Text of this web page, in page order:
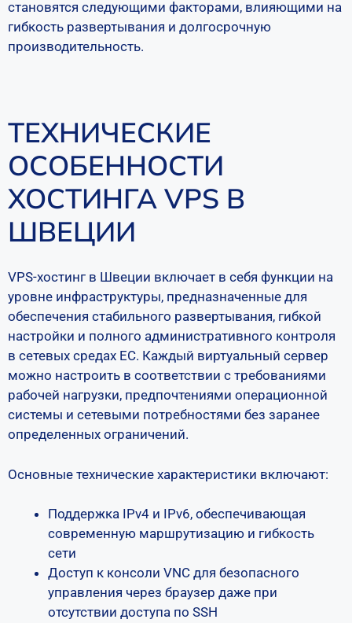
становятся следующими факторами, влияющими на
гибкость развертывания и долгосрочную
производительность.
ТЕХНИЧЕСКИЕ
ОСОБЕННОСТИ
ХОСТИНГА VPS В
ШВЕЦИИ
VPS-хостинг в Швеции включает в себя функции на
уровне инфраструктуры, предназначенные для
обеспечения стабильного развертывания, гибкой
настройки и полного административного контроля
в сетевых средах ЕС. Каждый виртуальный сервер
можно настроить в соответствии с требованиями
рабочей нагрузки, предпочтениями операционной
системы и сетевыми потребностями без заранее
определенных ограничений.
Основные технические характеристики включают:
Поддержка IPv4 и IPv6, обеспечивающая
современную маршрутизацию и гибкость
сети
Доступ к консоли VNC для безопасного
управления через браузер даже при
отсутствии доступа по SSH